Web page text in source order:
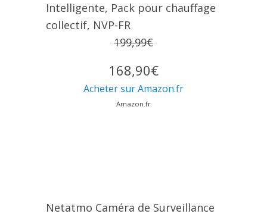
Intelligente, Pack pour chauffage
collectif, NVP-FR
199,99€
168,90€
Acheter sur Amazon.fr
Amazon.fr
Netatmo Caméra de Surveillance